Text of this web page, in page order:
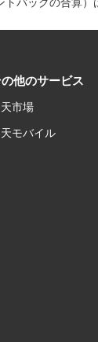
他のサービス
市場
モバイル